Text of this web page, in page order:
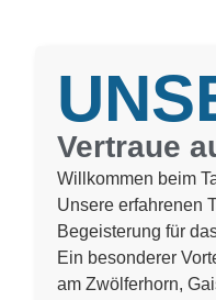
Vertraue
Willkommen beim
Unsere erfahrenen
Begeisterung für
Ein besonderer
am Zwölferhorn,